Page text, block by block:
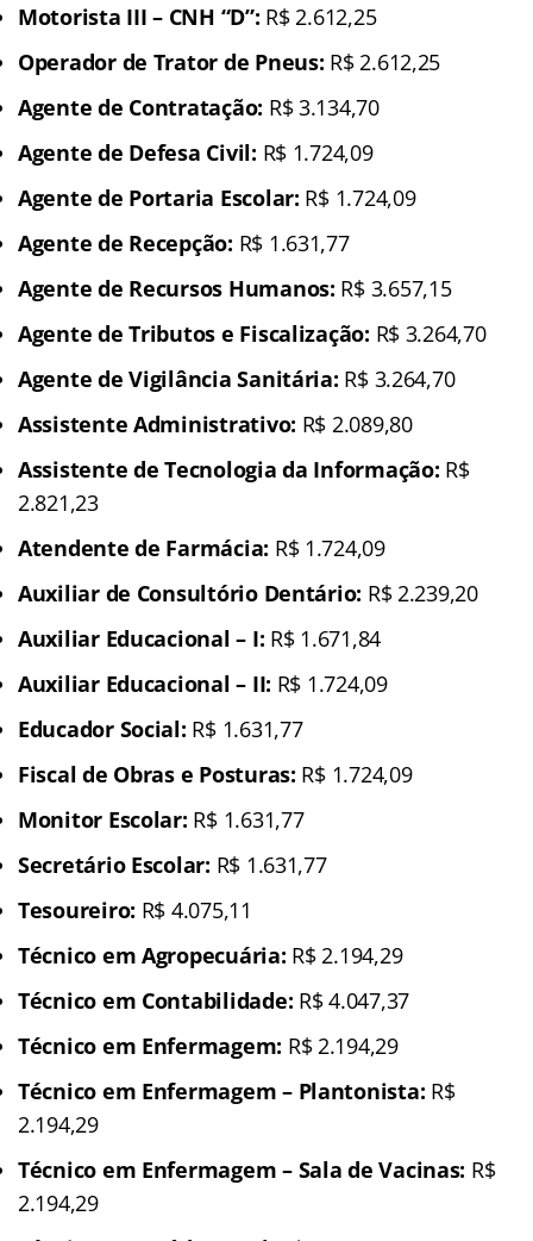
Motorista III – CNH “D”: R$ 2.612,25
Operador de Trator de Pneus: R$ 2.612,25
Agente de Contratação: R$ 3.134,70
Agente de Defesa Civil: R$ 1.724,09
Agente de Portaria Escolar: R$ 1.724,09
Agente de Recepção: R$ 1.631,77
Agente de Recursos Humanos: R$ 3.657,15
Agente de Tributos e Fiscalização: R$ 3.264,70
Agente de Vigilância Sanitária: R$ 3.264,70
Assistente Administrativo: R$ 2.089,80
Assistente de Tecnologia da Informação: R$
2.821,23
Atendente de Farmácia: R$ 1.724,09
Auxiliar de Consultório Dentário: R$ 2.239,20
Auxiliar Educacional – I: R$ 1.671,84
Auxiliar Educacional – II: R$ 1.724,09
Educador Social: R$ 1.631,77
Fiscal de Obras e Posturas: R$ 1.724,09
Monitor Escolar: R$ 1.631,77
Secretário Escolar: R$ 1.631,77
Tesoureiro: R$ 4.075,11
Técnico em Agropecuária: R$ 2.194,29
Técnico em Contabilidade: R$ 4.047,37
Técnico em Enfermagem: R$ 2.194,29
Técnico em Enfermagem – Plantonista: R$
2.194,29
Técnico em Enfermagem – Sala de Vacinas: R$
2.194,29